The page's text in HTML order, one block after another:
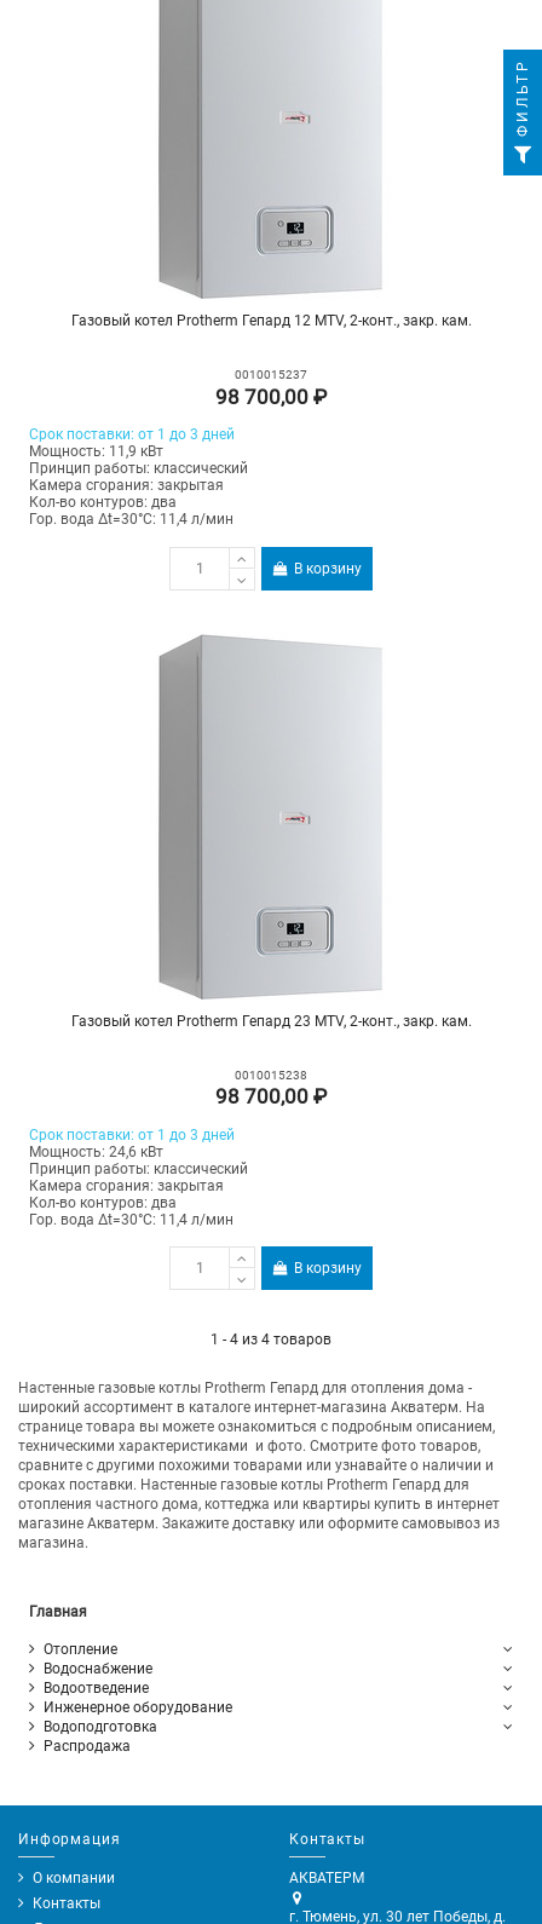
Газовый котел Protherm Гепард 12 MTV, 2-конт., закр. кам.
0010015237
98 700,00 ₽
Срок поставки: от 1 до 3 дней
Мощность: 11,9 кВт
Принцип работы: классический
Камера сгорания: закрытая
Кол-во контуров: два
Гор. вода Δt=30°C: 11,4 л/мин
В корзину
Газовый котел Protherm Гепард 23 MTV, 2-конт., закр. кам.
0010015238
98 700,00 ₽
Срок поставки: от 1 до 3 дней
Мощность: 24,6 кВт
Принцип работы: классический
Камера сгорания: закрытая
Кол-во контуров: два
Гор. вода Δt=30°C: 11,4 л/мин
В корзину
1 - 4 из 4 товаров
Настенные газовые котлы Protherm Гепард для отопления дома -
широкий ассортимент в каталоге интернет-магазина Акватерм. На
странице товара вы можете ознакомиться с подробным описанием,
техническими характеристиками и фото. Смотрите фото товаров,
сравните с другими похожими товарами или узнавайте о наличии и
сроках поставки. Настенные газовые котлы Protherm Гепард для
отопления частного дома, коттеджа или квартиры купить в интернет
магазине Акватерм. Закажите доставку или оформите самовывоз из
магазина.
Главная
Отопление
Водоснабжение
Водоотведение
Инженерное оборудование
Водоподготовка
Распродажа
Информация
О компании
Контакты
Контакты
АКВАТЕРМ
г. Тюмень, ул. 30 лет Победы, д.
ФИЛЬТР